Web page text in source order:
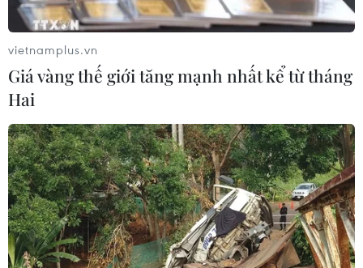
vietnamplus.vn
Giá vàng thế giới tăng mạnh nhất kể từ tháng
Hai